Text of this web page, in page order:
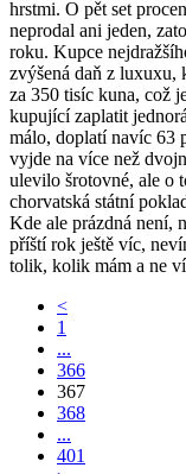
hrstmi. O pět set
neprodal ani jeden,
roku. Kupce
zvýšená daň z luxuxu,
za 350 tisíc kuna, což
kupující zaplatit
málo, doplatí navíc 63
vyjde na více než
ulevilo šrotovné, ale o
chorvatská státní
Kde ale prázdná není,
příští rok ještě víc,
tolik, kolik mám a ne
<
1
...
366
367
368
...
401